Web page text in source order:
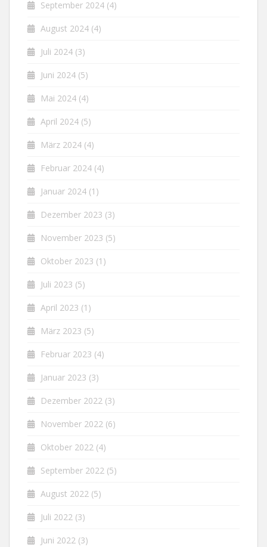
September 2024 (4)
August 2024 (4)
Juli 2024 (3)
Juni 2024 (5)
Mai 2024 (4)
April 2024 (5)
März 2024 (4)
Februar 2024 (4)
Januar 2024 (1)
Dezember 2023 (3)
November 2023 (5)
Oktober 2023 (1)
Juli 2023 (5)
April 2023 (1)
März 2023 (5)
Februar 2023 (4)
Januar 2023 (3)
Dezember 2022 (3)
November 2022 (6)
Oktober 2022 (4)
September 2022 (5)
August 2022 (5)
Juli 2022 (3)
Juni 2022 (3)